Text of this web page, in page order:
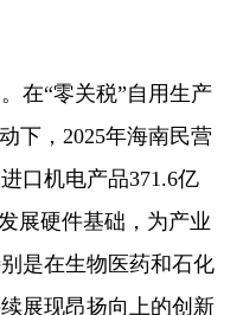
“零关税”自用生产
下，2025年海南民营
口机电产品371.6亿
展硬件基础，为产业
是在生物医药和石化
展现昂扬向上的创新